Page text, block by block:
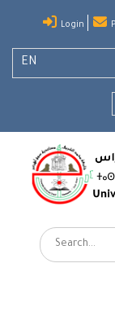
content
Login
EN
Search: